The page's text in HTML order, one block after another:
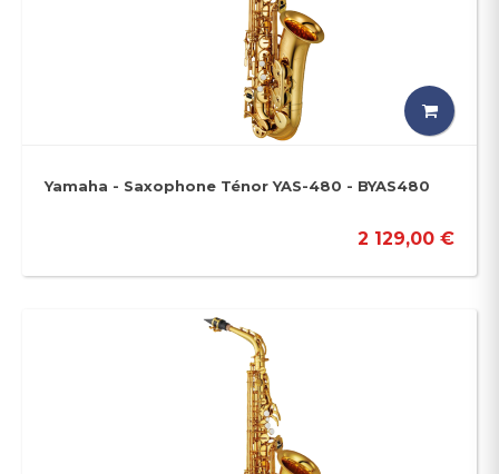
Yamaha - Saxophone Ténor YAS-480 - BYAS480
2 129,00 €